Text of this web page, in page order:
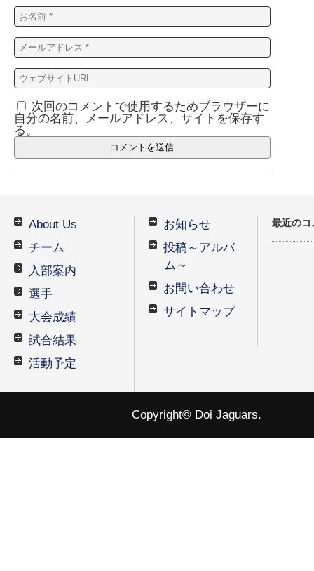
次回のコメントで使用するためブラウザーに
自分の名前、メールアドレス、サイトを保存す
る。
About Us
チーム
入部案内
選手
大会成績
試合結果
活動予定
お知らせ
投稿～アルバ
ム～
お問い合わせ
サイトマップ
最近のコ
Copyright© Doi Jaguars.